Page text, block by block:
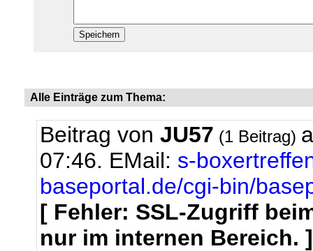
Alle Einträge zum Thema:
Beitrag von JU57 (1 Beitrag)
07:46. EMail: s-
baseportal.de/cgi-bin/
[ Fehler: SSL-Zugriff
nur im internen Bereich. ]